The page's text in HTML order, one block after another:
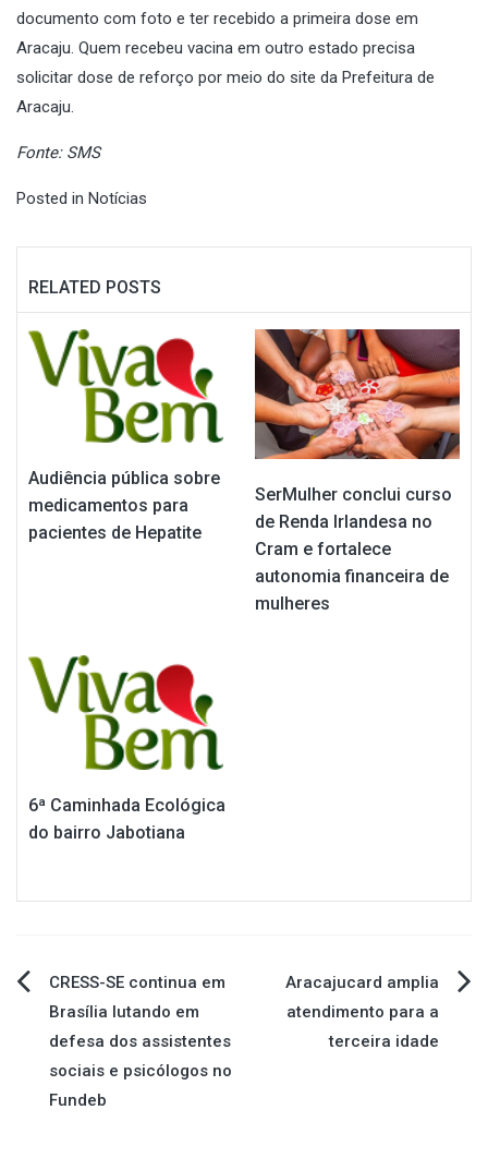
documento com foto e ter recebido a primeira dose em
Aracaju. Quem recebeu vacina em outro estado precisa
solicitar dose de reforço por meio do site da Prefeitura de
Aracaju.
Fonte: SMS
Posted in Notícias
RELATED POSTS
Audiência pública sobre
medicamentos para
pacientes de Hepatite
SerMulher conclui curso
de Renda Irlandesa no
Cram e fortalece
autonomia financeira de
mulheres
6ª Caminhada Ecológica
do bairro Jabotiana
Navegação
de
Post
CRESS-SE continua em
Brasília lutando em
defesa dos assistentes
sociais e psicólogos no
Fundeb
Aracajucard amplia
atendimento para a
terceira idade